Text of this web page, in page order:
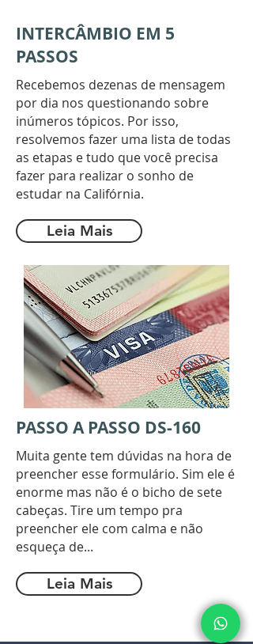
INTERCÂMBIO EM 5
PASSOS
Recebemos dezenas de mensagem
por dia nos questionando sobre
inúmeros tópicos. Por isso,
resolvemos fazer uma lista de todas
as etapas e tudo que você precisa
fazer para realizar o sonho de
estudar na Califórnia.
Leia Mais
PASSO A PASSO DS-160
Muita gente tem dúvidas na hora de
preencher esse formulário. Sim ele é
enorme mas não é o bicho de sete
cabeças. Tire um tempo pra
preencher ele com calma e não
esqueça de...
Leia Mais